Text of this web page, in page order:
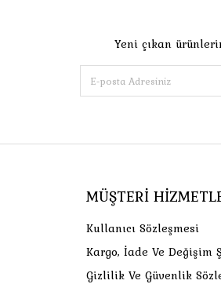
Yeni çıkan
MÜŞTERI
Kullanıcı Sözleşmesi
Kargo, İade Ve Değişim
Gizlilik Ve Güvenlik